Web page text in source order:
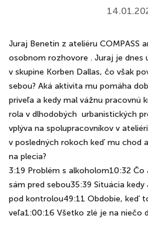
Juraj Benetin z ateliéru COMPASS
osobnom rozhovore . Juraj je dnes
v skupine Korben Dallas, čo však
sebou? Aká aktivita mu pomáha
priveľa a kedy mal vážnu pracovnú
rola v dlhodobých urbanistických
vplýva na spolupracovníkov v
v posledných rokoch keď mu chod
na plecia?
3:19 Problém s alkoholom10:32
sám pred sebou35:39 Situácia
pod kontrolou49:11 Obdobie, keď
veľa1:00:16 Všetko zlé je na niečo